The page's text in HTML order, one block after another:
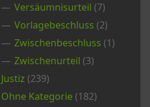
Versäumnisurteil (7)
Vorlagebeschluss (2)
Zwischenbeschluss (1)
Zwischenurteil (3)
Justiz (239)
Ohne Kategorie (182)